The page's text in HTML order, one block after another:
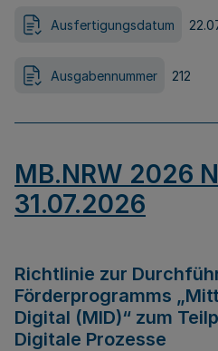
Ausfertigungsdatum
Ausgabennummer 212
MB.NRW 2026
31.07.2026
Richtlinie zur
Förderprogramms
Digital (MID)“ zum
Digitale Prozesse